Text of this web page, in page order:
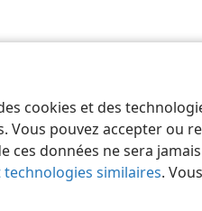
cookies et des
pouvez accepter ou
données ne sera
technologies similaires.
d’utilisation Règles de